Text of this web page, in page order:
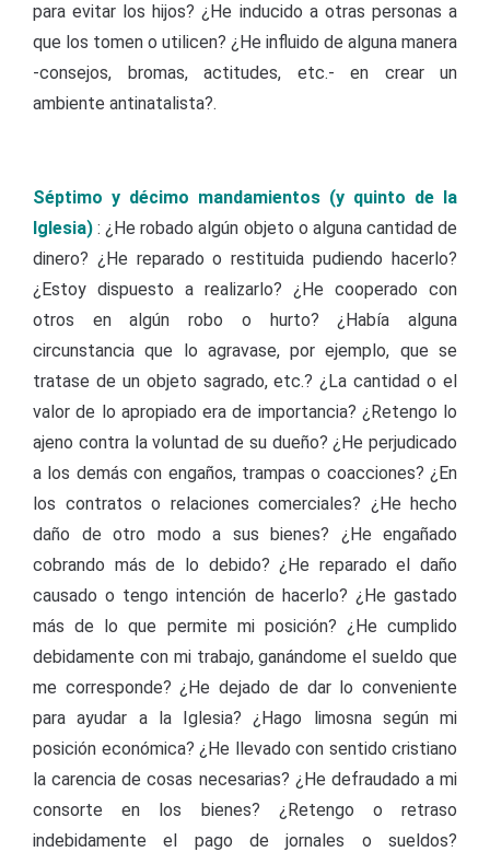
para evitar los hijos? ¿He inducido a otras personas a
que los tomen o utilicen? ¿He influido de alguna manera
‑consejos, bromas, actitudes, etc.‑ en crear un
ambiente antinatalista?.
Séptimo y décimo mandamientos (y quinto de la
Iglesia) : ¿He robado algún objeto o alguna cantidad de
dinero? ¿He reparado o restituida pudiendo hacerlo?
¿Estoy dispuesto a realizarlo? ¿He cooperado con
otros en algún robo o hurto? ¿Había alguna
circunstancia que lo agravase, por ejemplo, que se
tratase de un objeto sagrado, etc.? ¿La cantidad o el
valor de lo apropiado era de importancia? ¿Retengo lo
ajeno contra la voluntad de su dueño? ¿He perjudicado
a los demás con engaños, trampas o coacciones? ¿En
los contratos o relaciones comerciales? ¿He hecho
daño de otro modo a sus bienes? ¿He engañado
cobrando más de lo debido? ¿He reparado el daño
causado o tengo intención de hacerlo? ¿He gastado
más de lo que permite mi posición? ¿He cumplido
debidamente con mi trabajo, ganándome el sueldo que
me corresponde? ¿He dejado de dar lo conveniente
para ayudar a la Iglesia? ¿Hago limosna según mi
posición económica? ¿He llevado con sentido cristiano
la carencia de cosas necesarias? ¿He defraudado a mi
consorte en los bienes? ¿Retengo o retraso
indebidamente el pago de jornales o sueldos?